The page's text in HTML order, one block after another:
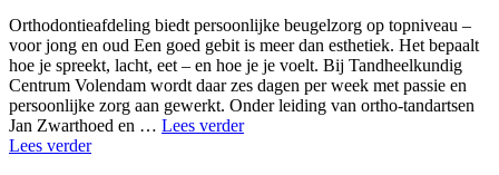
Orthodontieafdeling biedt persoonlijke beugelzorg op topniveau –
voor jong en oud Een goed gebit is meer dan esthetiek. Het bepaalt
hoe je spreekt, lacht, eet – en hoe je je voelt. Bij Tandheelkundig
Centrum Volendam wordt daar zes dagen per week met passie en
persoonlijke zorg aan gewerkt. Onder leiding van ortho-tandartsen
Jan Zwarthoed en … Lees verder"Marij
Lees verder